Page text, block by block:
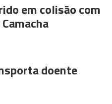
em colisão com
doente